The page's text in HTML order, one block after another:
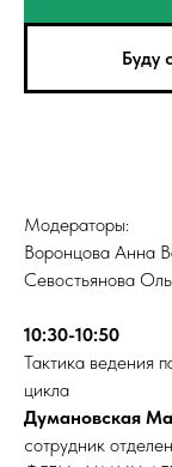
Буду
Модераторы:
Воронцова Анна
Севостьянова
10:30-10:50
Тактика ведения
цикла
Думановская
сотрудник